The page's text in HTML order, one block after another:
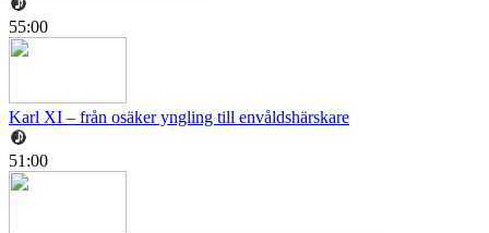
55:00
Karl XI – från osäker yngling till envåldshärskare
51:00